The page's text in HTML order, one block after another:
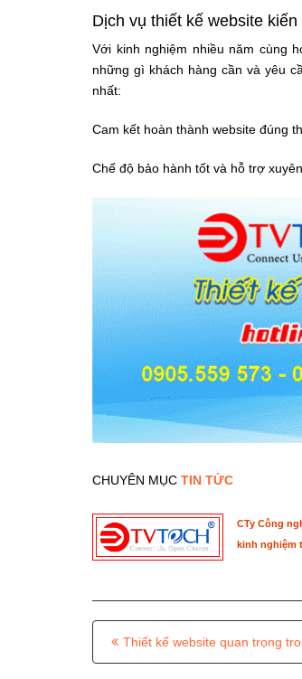
Dịch vụ thiết kế website
Với kinh nghiệm nhiều năm cùng
những gì khách hàng cần và yêu
nhất:
Cam kết hoàn thành website đúng
Chế độ bảo hành tốt và hỗ trợ
CHUYÊN MỤC TIN TỨC
CTy Công
kinh nghiệm
P
o
Thiết kế website quan trọng